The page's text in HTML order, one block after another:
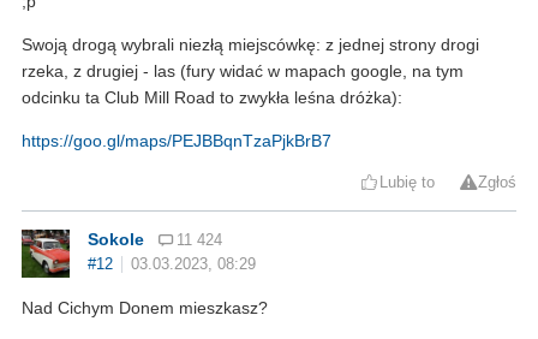
Swoją drogą wybrali niezłą miejscówkę: z jednej strony drogi
rzeka, z drugiej - las (fury widać w mapach google, na tym
odcinku ta Club Mill Road to zwykła leśna dróżka):
https://goo.gl/maps/PEJBBqnTzaPjkBrB7
Lubię to Zgłoś
Sokole
11 424
#12
03.03.2023, 08:29
Nad Cichym Donem mieszkasz?